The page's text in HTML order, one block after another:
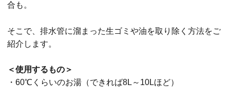
合も。
そこで、排水管に溜まった生ゴミや油を取り除く方法をご
紹介します。
＜使用するもの＞
・60℃くらいのお湯（できれば8L～10Lほど）